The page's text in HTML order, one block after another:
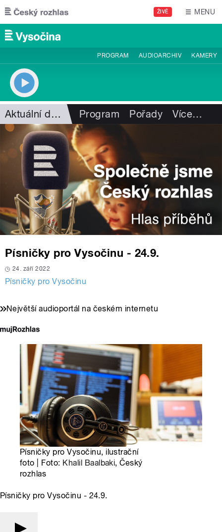
Přejít k hlavnímu obsahu
ŽIVĚ MENU
PROGRAM AUDIOARCHIV KAMERY
Aktuální dění Program Pořady Více…
Písničky pro Vysočinu - 24.9.
24. září 2022
Písničky pro Vysočinu
Největší audioportál na českém internetu
Písničky pro Vysočinu, ilustrační
foto | Foto: Khalil Baalbaki, Český
rozhlas
Písničky pro Vysočinu - 24.9.